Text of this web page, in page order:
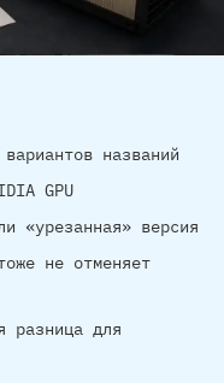
названий
GPU
«урезанная» версия
не отменяет
разница для